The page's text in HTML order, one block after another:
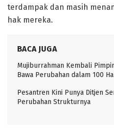
terdampak dan masih
hak mereka.
BACA JUGA
Mujiburrahman Kembali
Bawa Perubahan dalam 100
Pesantren Kini Punya Ditjen
Perubahan Strukturnya